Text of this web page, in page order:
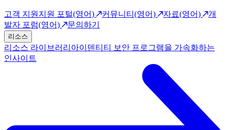
고객 지원 지원 포털(영어) 커뮤니티(영어) 자료(영어)
개
발자 포럼(영어)
문의하기
리소스
리소스 라이브러리 아이덴티티 보안 프로그램을 가속화하는
인사이트